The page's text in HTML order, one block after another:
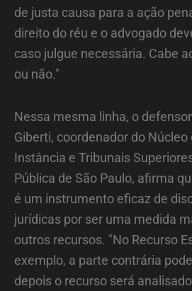
de justa causa para a ação
direito do réu e o advogado
caso julgue necessária. Cabe
ou não."
Nessa mesma linha, o
Giberti, coordenador do Núcleo
Instância e Tribunais
Pública de São Paulo, afirma
é um instrumento eficaz de
jurídicas por ser uma medida
outros recursos. "No Recurso
exemplo, a parte contrária
depois o recurso será